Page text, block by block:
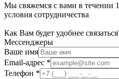
Мы свяжемся с вами в течении
условия сотрудничества
Как Вам будет удобнее
Мессенджеры
Ваше имя
Email-адрес *
Телефон *